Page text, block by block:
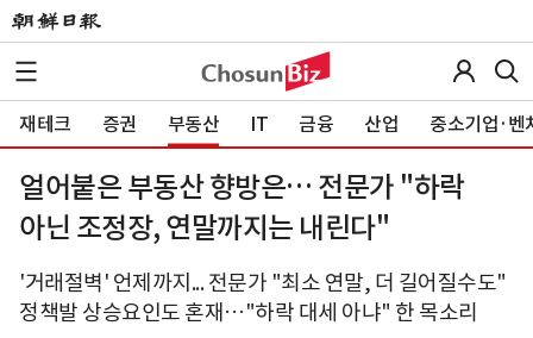
재테크 증권 부동산 IT 금융 산업 중소기업·벤
얼어붙은 부동산 향방은… 전문가 "하락
아닌 조정장, 연말까지는 내린다"
'거래절벽' 언제까지... 전문가 "최소 연말, 더 길어질수도"
정책발 상승요인도 혼재…"하락 대세 아냐" 한 목소리